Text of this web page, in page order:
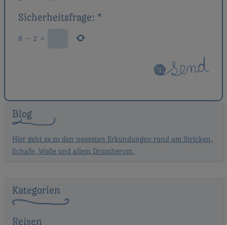
Sicherheitsfrage: *
6 − 2 =
Blog
Hier geht es zu den neuesten Erkundungen rund um Stricken,
Schafe, Wolle und allem Drumherum.
Kategorien
Reisen